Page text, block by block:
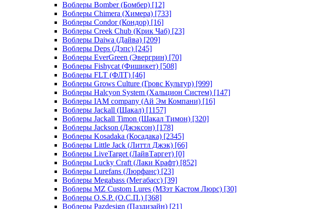
Воблеры Bomber (Бомбер) [12]
Воблеры Chimera (Химера) [733]
Воблеры Condor (Кондор) [16]
Воблеры Creek Chub (Крик Чаб) [23]
Воблеры Daiwa (Дайва) [209]
Воблеры Deps (Дэпс) [245]
Воблеры EverGreen (Эвергрин) [70]
Воблеры Fishycat (Фишикет) [508]
Воблеры FLT (ФЛТ) [46]
Воблеры Grows Culture (Гровс Культур) [999]
Воблеры Halcyon System (Хальцион Систем) [147]
Воблеры IAM company (Ай Эм Компани) [16]
Воблеры Jackall (Шакал) [1157]
Воблеры Jackall Timon (Шакал Тимон) [320]
Воблеры Jackson (Джэксон) [178]
Воблеры Kosadaka (Косадака) [2345]
Воблеры Little Jack (Литтл Джэк) [66]
Воблеры LiveTarget (ЛайвТаргет) [0]
Воблеры Lucky Craft (Лаки Крафт) [852]
Воблеры Lurefans (Люрфанс) [23]
Воблеры Megabass (Мегабасс) [39]
Воблеры MZ Custom Lures (МЗэт Кастом Люрс) [30]
Воблеры O.S.P. (О.С.П.) [368]
Воблеры Pazdesign (Паздизайн) [21]